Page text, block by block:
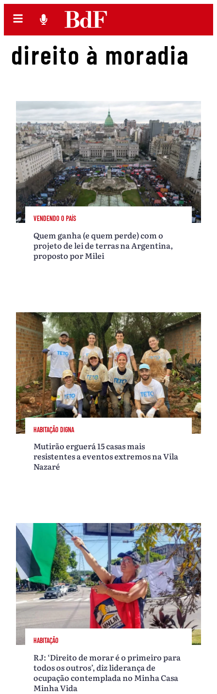
direito à moradia
VENDENDO O PAÍS
Quem ganha (e quem perde) com o
projeto de lei de terras na Argentina,
proposto por Milei
HABITAÇÃO DIGNA
Mutirão erguerá 15 casas mais
resistentes a eventos extremos na Vila
Nazaré
HABITAÇÃO
RJ: ‘Direito de morar é o primeiro para
todos os outros’, diz liderança de
ocupação contemplada no Minha Casa
Minha Vida